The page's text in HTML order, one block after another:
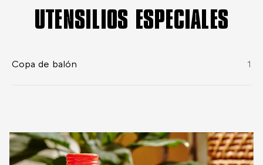
UTENSILIOS ESPECIALES
Copa de balón 1